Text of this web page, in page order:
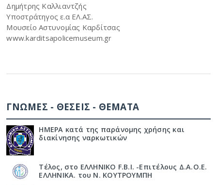
Δημήτρης Καλλιαντζής
Υποστράτηγος ε.α ΕΛ.ΑΣ.
Μουσείο Αστυνομίας Καρδίτσας
www.karditsapolicemuseum.gr
ΓΝΩΜΕΣ - ΘΕΣΕΙΣ - ΘΕΜΑΤΑ
ΗΜΕΡΑ κατά της παράνομης χρήσης και
διακίνησης ναρκωτικών
Τέλος, στο ΕΛΛΗΝΙΚΟ F.B.I. -Επιτέλους Δ.Α.Ο.Ε.
ΕΛΛΗΝΙΚΑ. του Ν. ΚΟΥΤΡΟΥΜΠΗ